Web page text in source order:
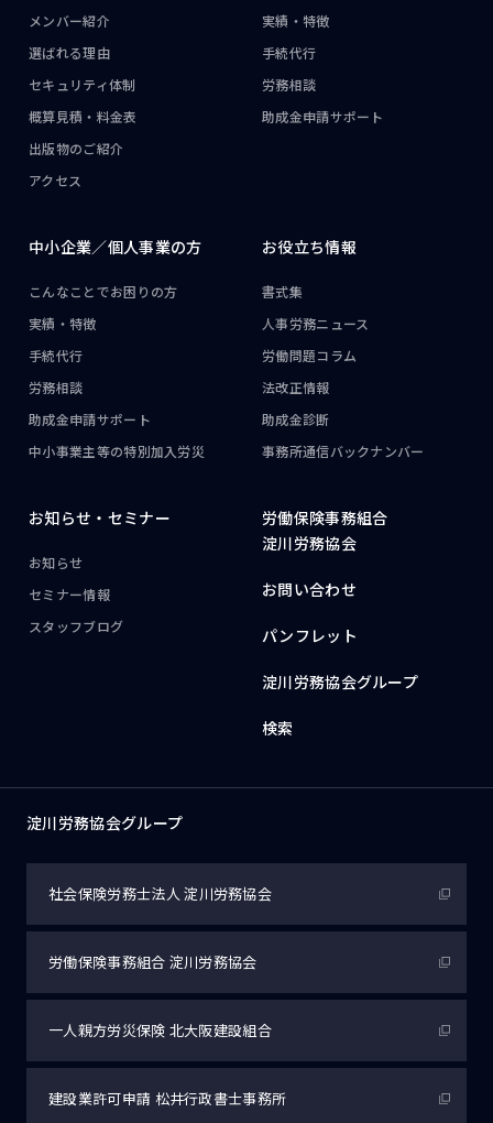
メンバー紹介
選ばれる理由
セキュリティ体制
概算見積・料金表
出版物のご紹介
アクセス
実績・特徴
手続代行
労務相談
助成金申請サポート
中小企業／個人事業の方
こんなことでお困りの方
実績・特徴
手続代行
労務相談
助成金申請サポート
中小事業主等の特別加入労災
お役立ち情報
書式集
人事労務ニュース
労働問題コラム
法改正情報
助成金診断
事務所通信バックナンバー
お知らせ・ セミナー
お知らせ
セミナー情報
スタッフブログ
労働保険事務組合
淀川労務協会
お問い合わせ
パンフレット
淀川労務協会グループ
検索
淀川労務協会グループ
社会保険労務士法人淀川労務協会
労働保険事務組合 淀川労務協会
一人親方労災保険 北大阪建設組合
建設業許可申請 松井行政書士事務所